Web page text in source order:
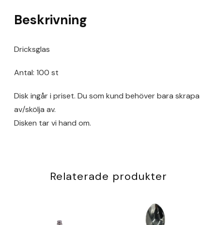
Beskrivning
Dricksglas
Antal: 100 st
Disk ingår i priset. Du som kund behöver bara skrapa
av/skölja av.
Disken tar vi hand om.
Relaterade produkter